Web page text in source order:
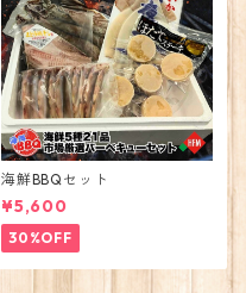
海鮮BBQセット
¥5,600
30%OFF